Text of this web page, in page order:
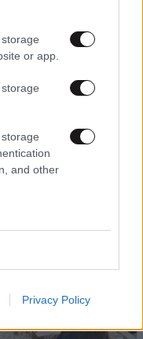
or app.
and other
Privacy Policy
δίνει 30 δολάρια
περίπτωση που
ποσότητα
την τιμή των 30
να αγοράσει
τους
θέλουν και όσο